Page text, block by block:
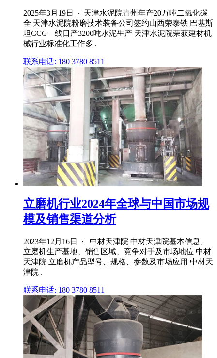
2025年3月19日 · 天津水泥院青州年产20万吨二氧化碳
全 天津水泥院粉磨技术装备公司签约山西荣泰铁 巴基斯
坦CCC一线日产3200吨水泥生产 天津水泥院荣获建材机
械行业标准化工作多 .
联系电话: 180 3780 8511
立磨机行业2024年全球与中国市场规
模及销售渠道分析
2023年12月16日 · 中材天津院 中材天津院基本信息、
立磨机生产基地、销售区域、竞争对手及市场地位 中材
天津院 立磨机产品型号、规格、参数及市场应用 中材天
津院 .
联系电话: 180 3780 8511